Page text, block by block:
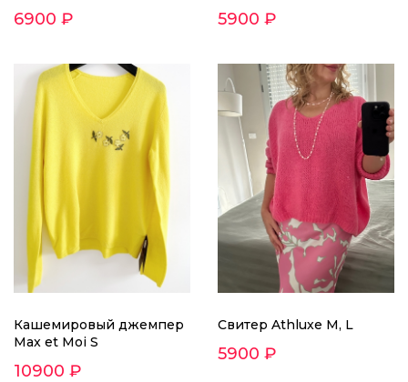
6900 ₽ 5900 ₽
Кашемировый джемпер
Max et Moi S
10900 ₽
Свитер Athluxe M, L
5900 ₽